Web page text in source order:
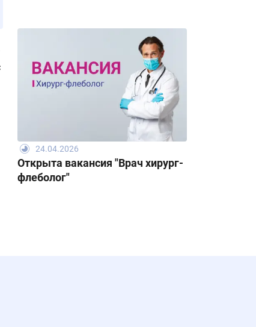
24.04.2026
Открыта вакансия "Врач хирург-
флеболог"